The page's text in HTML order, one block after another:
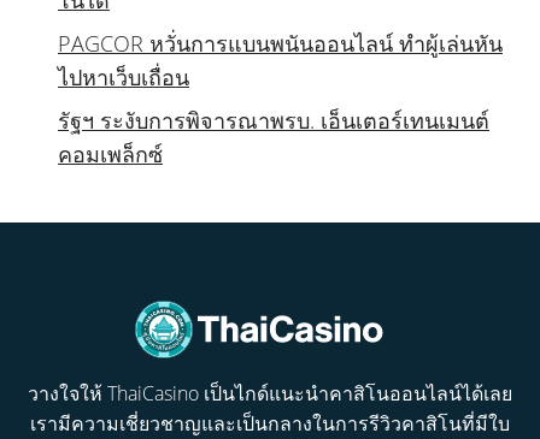
PAGCOR หวั่นการแบนพนันออนไลน์ ทำผู้เล่นหัน
ไปหาเว็บเถื่อน
รัฐฯ ระงับการพิจารณาพรบ. เอ็นเตอร์เทนเมนต์
คอมเพล็กซ์
วางใจให้ ThaiCasino เป็นไกด์แนะนำคาสิโนออนไลน์ได้เลย
เรามีความเชี่ยวชาญและเป็นกลางในการรีวิวคาสิโนที่มีใบ